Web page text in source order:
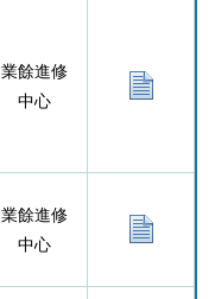
業餘進修
中心
業餘進修
中心